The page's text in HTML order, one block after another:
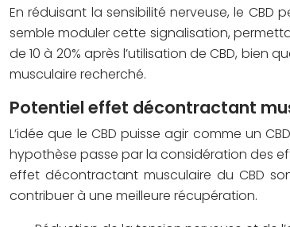
En réduisant la sensibilité nerveuse, le CBD
semble moduler cette signalisation,
de 10 à 20% après l’utilisation de CBD,
musculaire recherché.
Potentiel effet décontractant
L’idée que le CBD puisse agir comme un
hypothèse passe par la considération des
effet décontractant musculaire du CBD
contribuer à une meilleure récupération.